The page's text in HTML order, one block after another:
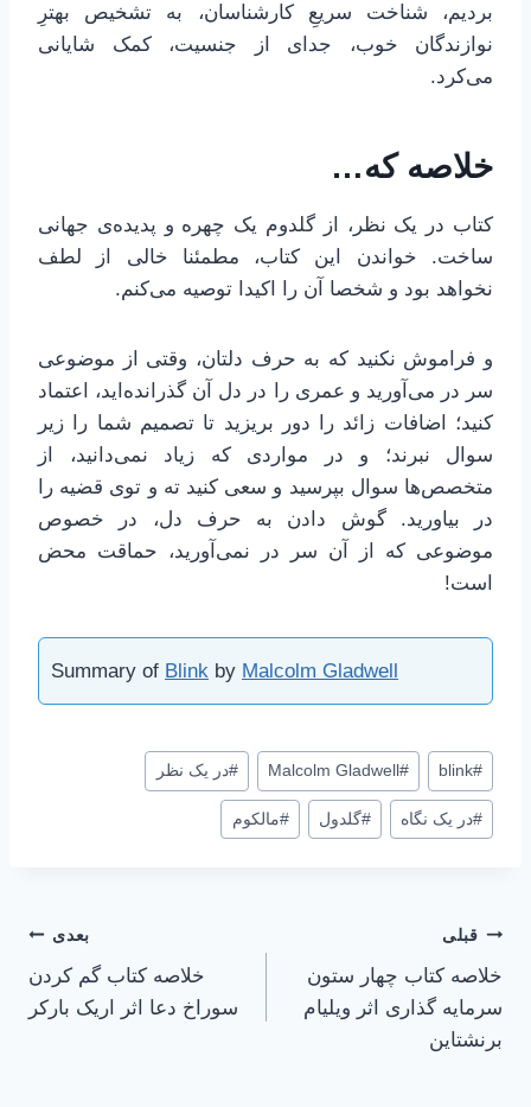
بردیم، شناخت سریعِ کارشناسان، به تشخیص بهترِ
نوازندگان خوب، جدای از جنسیت، کمک شایانی
می‌کرد.
خلاصه که…
کتاب در یک نظر، از گلدوم یک چهره و پدیده‌ی جهانی
ساخت. خواندن این کتاب، مطمئنا خالی از لطف
نخواهد بود و شخصا آن را اکیدا توصیه می‌کنم.
و فراموش نکنید که به حرف دلتان، وقتی از موضوعی
سر در می‌آورید و عمری را در دل آن گذرانده‌اید، اعتماد
کنید؛ اضافات زائد را دور بریزید تا تصمیم شما را زیر
سوال نبرند؛ و در مواردی که زیاد نمی‌دانید، از
متخصص‌ها سوال بپرسید و سعی کنید ته و توی قضیه را
در بیاورید. گوش دادن به حرف دل، در خصوص
موضوعی که از آن سر در نمی‌آورید، حماقت محض
است!
Summary of Blink by Malcolm Gladwell
برچسب‌های
نوشته:
#
blink
#
Malcolm Gladwell
#در یک نظر
#در یک نگاه #گلدول #مالکوم
راهبری
نوشته
قبلی
خلاصه کتاب چهار ستون
سرمایه گذاری اثر ویلیام
برنشتاین
بعدی
خلاصه کتاب گم کردن
سوراخ دعا اثر اریک بارکر